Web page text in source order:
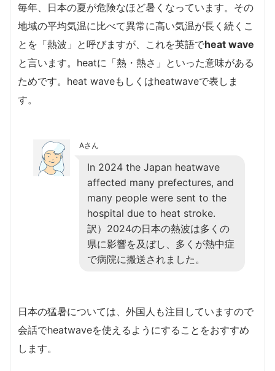
毎年、日本の夏が危険なほど暑くなっています。その
地域の平均気温に比べて異常に高い気温が長く続くこ
とを「熱波」と呼びますが、これを英語でheat wave
と言います。heatに「熱・熱さ」といった意味がある
ためです。heat waveもしくはheatwaveで表しま
す。
Aさん
In 2024 the Japan heatwave
affected many prefectures, and
many people were sent to the
hospital due to heat stroke.
訳）2024の日本の熱波は多くの
県に影響を及ぼし、多くが熱中症
で病院に搬送されました。
日本の猛暑については、外国人も注目していますので
会話でheatwaveを使えるようにすることをおすすめ
します。